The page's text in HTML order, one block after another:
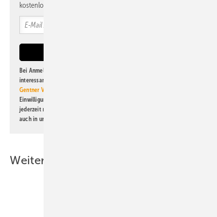
kostenlos direkt ins Postfach.
Bei Anmeldung zu diesem Newsletter bin ich damit einverstanden, über
interessante Verlags- und Online-Angebote
Gentner Verlag GmbH & Co. KG
Einwilligung kann ich jederzeit widerrufen und eine Abmeldung ist
jederzeit möglich. Informationen zum Umgang mit Daten finden Sie
auch in unserer
Weitere Inhalte